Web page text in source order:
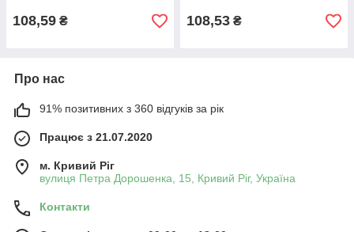
108,59 ₴ 108,53 ₴
Про нас
91% позитивних з 360 відгуків за рік
Працює з 21.07.2020
м. Кривий Ріг
вулиця Петра Дорошенка, 15, Кривий Ріг, Україна
Контакти